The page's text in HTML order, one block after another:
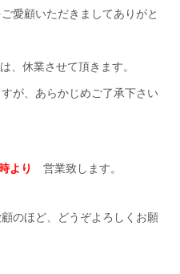
愛顧いただきましてありがと
は、休業させて頂きます。
が、あらかじめご了承下さい
より 営業致します。
のほど、どうぞよろしくお願